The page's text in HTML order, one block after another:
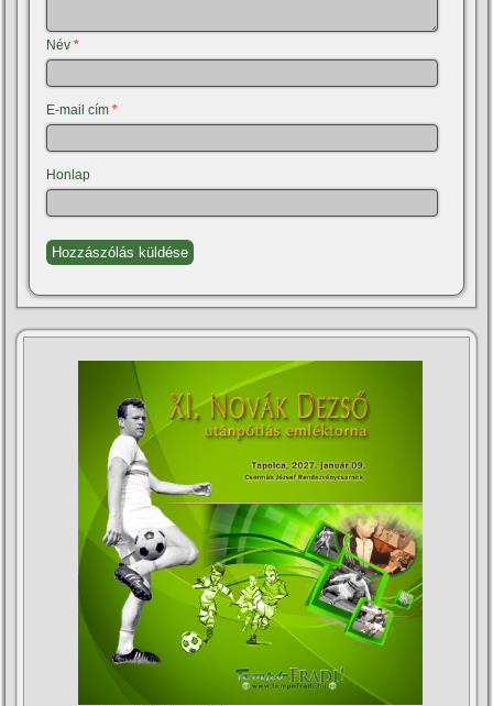
Név*
E-mail cím*
Honlap